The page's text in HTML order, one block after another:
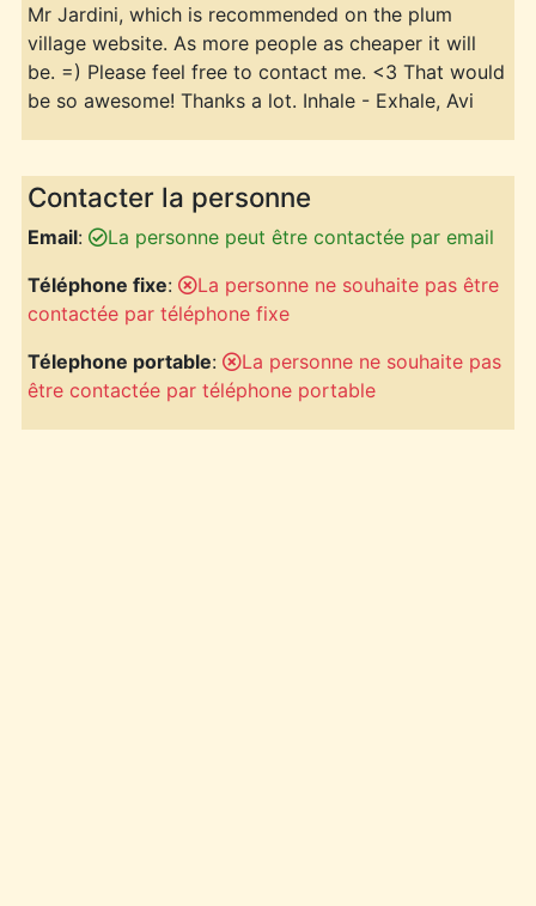
Mr Jardini, which is recommended on the plum
village website. As more people as cheaper it will
be. =) Please feel free to contact me. <3 That would
be so awesome! Thanks a lot. Inhale - Exhale, Avi
Contacter la personne
Email:
La personne peut être contactée par email
Téléphone fixe:
La personne ne souhaite pas être
contactée par téléphone fixe
Télephone portable:
La personne ne souhaite pas
être contactée par téléphone portable